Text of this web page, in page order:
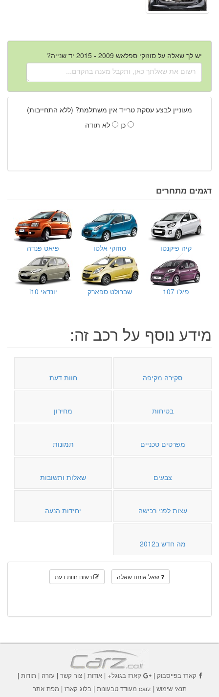
יש לך שאלה על סוזוקי ספלאש 2009 - 2015 יד שנייה?
מעוניין לבצע עסקת טרייד אין משתלמת? (ללא התחייבות)
כן
לא תודה
דגמים מתחרים
קיה פיקנטו סוזוקי אלטו פיאט פנדה
פיג'ו 107 שברולט ספארק יונדאי i10
מידע נוסף על רכב זה:
סקירה מקיפה חוות דעת
בטיחות מחירון
מפרטים טכניים תמונות
צבעים שאלות ותשובות
עצות לפני רכישה יחידות הנעה
מה חדש ב2012
שאל אותנו שאלה רשום חוות דעת
קארז בפייסבוק| קארז בגוגל+|אודות |צור קשר | עזרה | תודות |
תנאי שימוש | carz מעודד טבעונות |בלוג קארז | מפת אתר